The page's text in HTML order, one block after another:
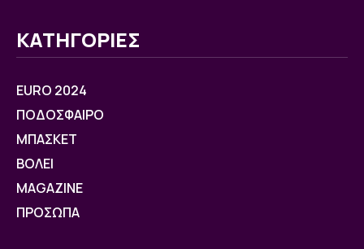
ΚΑΤΗΓΟΡΙΕΣ
EURO 2024
ΠΟΔΟΣΦΑΙΡΟ
ΜΠΑΣΚΕΤ
ΒOΛΕΙ
MAGAZINE
ΠΡΟΣΩΠΑ